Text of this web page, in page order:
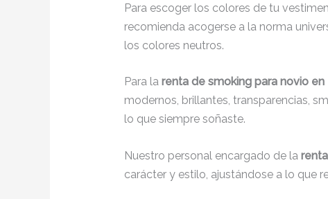
Para escoger los colores de tu
recomienda acogerse a la norma
los colores neutros.
Para la renta de smoking para novio
modernos, brillantes, transparencias,
lo que siempre soñaste.
Nuestro personal encargado de la
carácter y estilo, ajustándose a lo que